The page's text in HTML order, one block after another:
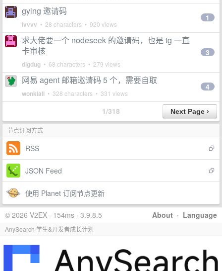
gying 邀请码
ivvvv • 28 characters • 920 views
1
求大佬要一个 nodeseek 的邀请码，也是 tg 一直
卡审核
digdug • 68 characters • 279 views
3
网易 agent 邮箱邀请码 5 个，需要自取
wonkiall • 328 characters • 331 views
4
1/318
节点订阅方式
RSS
JSON Feed
使用 Planet 订阅节点更新
About · Language
© 2026 V2EX · 154ms · 3.9.8.5
AnySearch 学生&开发者成长计划